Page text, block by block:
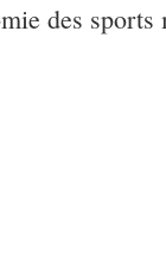
des sports